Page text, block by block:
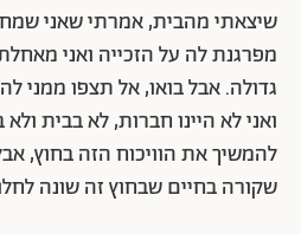
שיצאתי מהבית, אמרתי שאני
מפרגנת לה על הזכייה ואני
גדולה. אבל בואו, אל תצפו ממני
ואני לא היינו חברות, לא בבית
להמשיך את הוויכוח הזה בחוץ,
שקורה בחיים שבחוץ זה שונה